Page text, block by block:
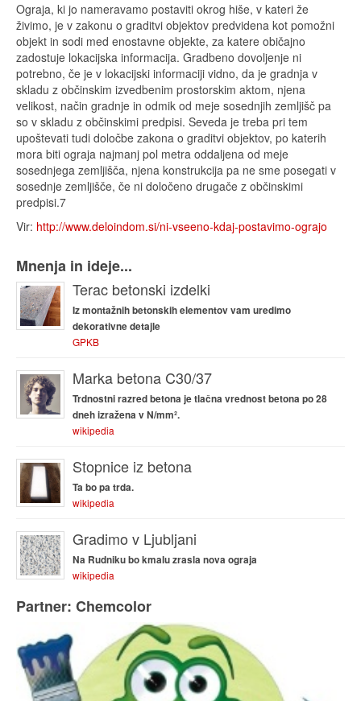
Ograja, ki jo nameravamo postaviti okrog hiše, v kateri že
živimo, je v zakonu o graditvi objektov predvidena kot pomožni
objekt in sodi med enostavne objekte, za katere običajno
zadostuje lokacijska informacija. Gradbeno dovoljenje ni
potrebno, če je v lokacijski informaciji vidno, da je gradnja v
skladu z občinskim izvedbenim prostorskim aktom, njena
velikost, način gradnje in odmik od meje sosednjih zemljišč pa
so v skladu z občinskimi predpisi. Seveda je treba pri tem
upoštevati tudi določbe zakona o graditvi objektov, po katerih
mora biti ograja najmanj pol metra oddaljena od meje
sosednjega zemljišča, njena konstrukcija pa ne sme posegati v
sosednje zemljišče, če ni določeno drugače z občinskimi
predpisi.7
Vir: http://www.deloindom.si/ni-vseeno-kdaj-postavimo-ograjo
Mnenja in ideje...
Terac betonski izdelki
Iz montažnih betonskih elementov vam uredimo
dekorativne detajle
GPKB
Marka betona C30/37
Trdnostni razred betona je tlačna vrednost betona po 28
dneh izražena v N/mm².
wikipedia
Stopnice iz betona
Ta bo pa trda.
wikipedia
Gradimo v Ljubljani
Na Rudniku bo kmalu zrasla nova ograja
wikipedia
Partner: Chemcolor